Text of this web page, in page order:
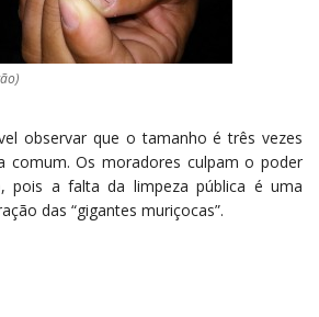
observar que o tamanho é três vezes
comum. Os moradores culpam o poder
pois a falta da limpeza pública é uma
das “gigantes muriçocas”.